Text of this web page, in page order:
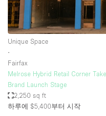
Unique Space
∙
Fairfax
Melrose Hybrid Retail Corner
Brand Launch Stage
2,250 sq ft
하루에 $5,400부터 시작